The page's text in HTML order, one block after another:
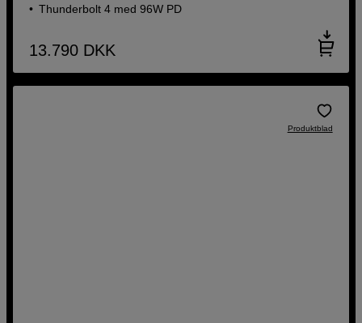
Thunderbolt 4 med 96W PD
13.790 DKK
Produktblad